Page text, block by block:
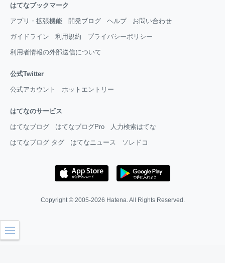
はてなブックマーク
アプリ・拡張機能 開発ブログ ヘルプ お問い合わせ
ガイドライン 利用規約 プライバシーポリシー
利用者情報の外部送信について
公式Twitter
公式アカウント ホットエントリー
はてなのサービス
はてなブログ はてなブログPro 人力検索はてな
はてなブログ タグ はてなニュース ソレドコ
Copyright © 2005-2026 Hatena. All Rights Reserved.